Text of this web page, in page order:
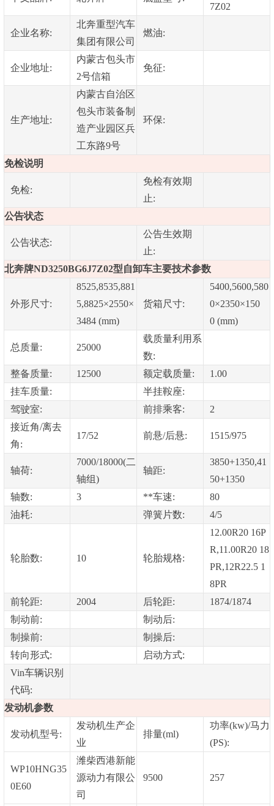
7Z02
企业名称:
北奔重型汽车
集团有限公司
燃油:
企业地址:
内蒙古包头市
2号信箱
免征:
生产地址:
内蒙古自治区
包头市装备制
造产业园区兵
工东路9号
环保:
免检说明
免检:
免检有效期
止:
公告状态
公告状态:
公告生效期
止:
北奔牌ND3250BG6J7Z02型自卸车主要技术参数
外形尺寸:
8525,8535,881
5,8825×2550×
3484 (mm)
货箱尺寸:
5400,5600,580
0×2350×150
0 (mm)
总质量: 25000
载质量利用系
数:
整备质量:
12500 额定载质量:
1.00
挂车质量:
半挂鞍座:
驾驶室:
前排乘客:
2
接近角/离去
角:
17/52 前悬/后悬: 1515/975
轴荷:
7000/18000(二
轴组)
轴距:
3850+1350,41
50+1350
轴数:
3 **车速:
80
油耗:
弹簧片数: 4/5
轮胎数: 10 轮胎规格:
12.00R20 16P
R,11.00R20 18
PR,12R22.5 1
8PR
前轮距:
2004 后轮距:
1874/1874
制动前:
制动后:
制操前:
制操后:
转向形式:
启动方式:
Vin车辆识别
代码:
发动机参数
发动机型号:
发动机生产企
业
排量(ml)
功率(kw)/马力
(PS):
WP10HNG35
0E60
潍柴西港新能
源动力有限公
司
9500 257